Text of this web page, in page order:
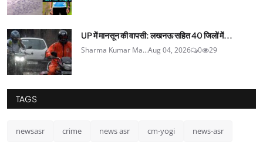
UP में मानसून की वापसी: लखनऊ सहित 40 जिलों में...
Sharma Kumar Ma...Aug 04, 2026 0 29
TAGS
newsasr crime news asr cm-yogi news-asr